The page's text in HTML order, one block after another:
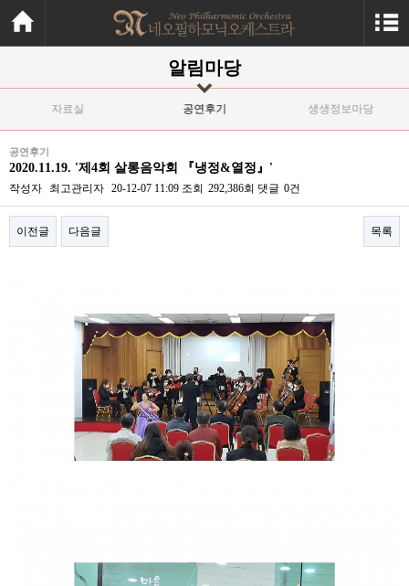
알림마당
자료실 공연후기 생생정보마당
공연후기
2020.11.19. '제4회 살롱음악회 『냉정&열정』'
작성자 최고관리자 20-12-07 11:09 조회 292,386회 댓글 0건
이전글 다음글 목록